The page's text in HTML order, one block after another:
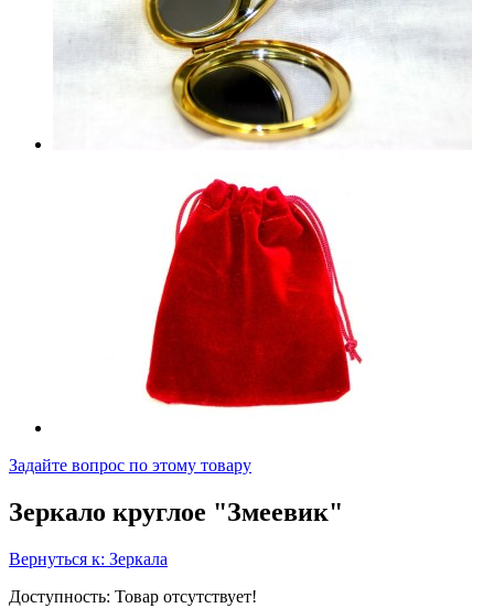
Задайте вопрос по этому товару
Зеркало круглое "Змеевик"
Вернуться к: Зеркала
Доступность: Товар отсутствует!